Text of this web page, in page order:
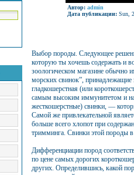
Автор: admin
Дата публикации: Sun,
Выбор породы. Следующее
которую ты хочешь содержать и
зоологическом магазине обычно
морских свинок”, принадлежащие
гладкошерстная (или
самым высоким иммунитетом и
жесткошерстные) свинки, —
Самой же привлекательной
больше всего хлопот при
тримминга. Свинки этой породы
Дифференциации пород
по цене самых дорогих
других. Определившись, какой